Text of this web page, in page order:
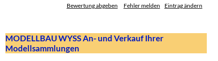
Bewertung abgeben Fehler melden Eintrag ändern
MODELLBAU WYSS An- und Verkauf Ihrer
Modellsammlungen